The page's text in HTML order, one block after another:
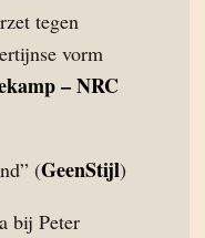
tegen
vorm
– NRC
(GeenStijl)
bij Peter